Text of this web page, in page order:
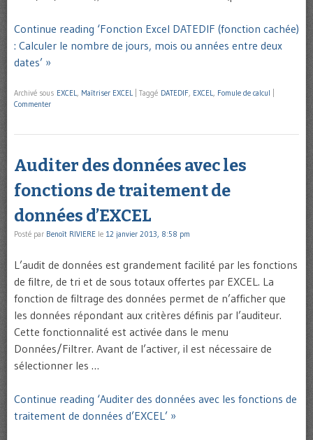
Continue reading ‘Fonction Excel DATEDIF (fonction cachée)
: Calculer le nombre de jours, mois ou années entre deux
dates’ »
Archivé sous EXCEL, Maîtriser EXCEL Taggé DATEDIF, EXCEL, Fomule de calcul
Commenter
Auditer des données avec les
fonctions de traitement de
données d’EXCEL
Posté par Benoît RIVIERE le 12 janvier 2013, 8:58 pm
L’audit de données est grandement facilité par les fonctions
de filtre, de tri et de sous totaux offertes par EXCEL. La
fonction de filtrage des données permet de n’afficher que
les données répondant aux critères définis par l’auditeur.
Cette fonctionnalité est activée dans le menu
Données/Filtrer. Avant de l’activer, il est nécessaire de
sélectionner les …
Continue reading ‘Auditer des données avec les fonctions de
traitement de données d’EXCEL’ »